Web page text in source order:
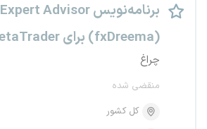
برنامه‌نویس Expert Advisor
(fxDreema) برای MetaTrader
چراغ
منقضی شده
کل کشور